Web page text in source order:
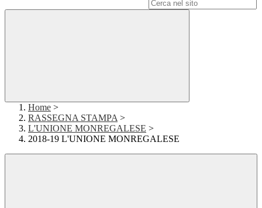
Home >
RASSEGNA STAMPA >
L'UNIONE MONREGALESE >
2018-19 L'UNIONE MONREGALESE